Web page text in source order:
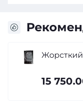
Жорсткий
15